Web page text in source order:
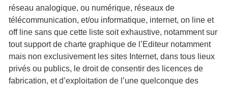
réseau analogique, ou numérique, réseaux de
télécommunication, et/ou informatique, internet, on line et
off line sans que cette liste soit exhaustive, notamment sur
tout support de charte graphique de l’Editeur notamment
mais non exclusivement les sites Internet, dans tous lieux
privés ou publics, le droit de consentir des licences de
fabrication, et d’exploitation de l’une quelconque des